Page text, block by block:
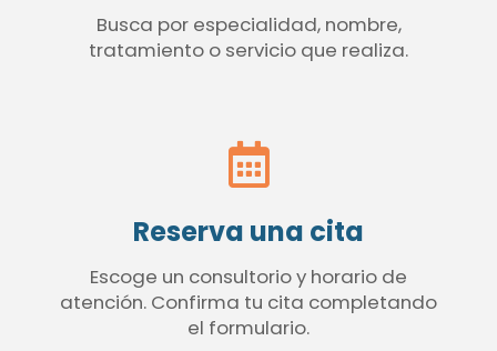
Busca por especialidad, nombre,
tratamiento o servicio que realiza.
Reserva una cita
Escoge un consultorio y horario de
atención. Confirma tu cita completando
el formulario.